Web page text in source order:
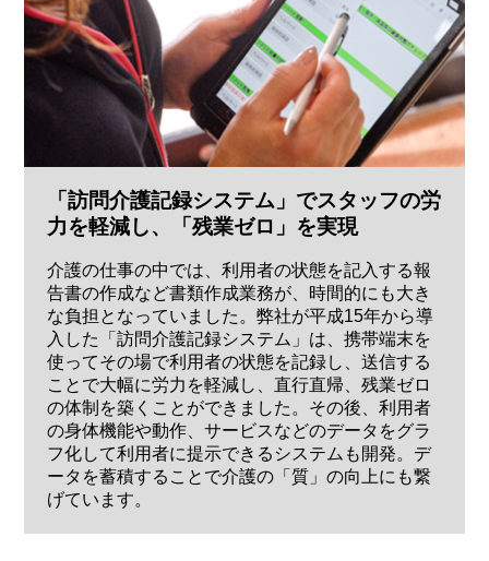
「訪問介護記録システム」でスタッフの労
力を軽減し、「残業ゼロ」を実現
介護の仕事の中では、利用者の状態を記入する報
告書の作成など書類作成業務が、時間的にも大き
な負担となっていました。弊社が平成15年から導
入した「訪問介護記録システム」は、携帯端末を
使ってその場で利用者の状態を記録し、送信する
ことで大幅に労力を軽減し、直行直帰、残業ゼロ
の体制を築くことができました。その後、利用者
の身体機能や動作、サービスなどのデータをグラ
フ化して利用者に提示できるシステムも開発。デ
ータを蓄積することで介護の「質」の向上にも繋
げています。